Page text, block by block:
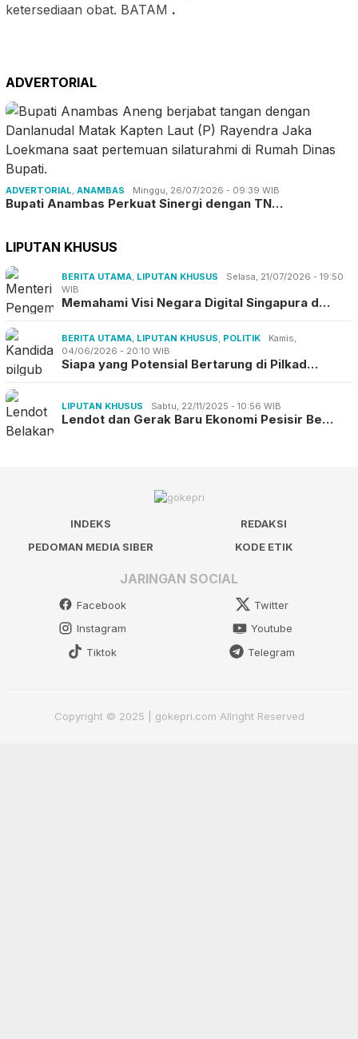
ketersediaan obat. BATAM .
ADVERTORIAL
ADVERTORIAL, ANAMBAS Minggu, 26/07/2026 - 09:39 WIB
Bupati Anambas Perkuat Sinergi dengan TN…
LIPUTAN KHUSUS
BERITA UTAMA, LIPUTAN KHUSUS
Selasa, 21/07/2026 - 19:50
WIB
Memahami Visi Negara Digital Singapura d…
BERITA UTAMA, LIPUTAN KHUSUS, POLITIK
Kamis,
04/06/2026 - 20:10 WIB
Siapa yang Potensial Bertarung di Pilkad…
LIPUTAN KHUSUS Sabtu, 22/11/2025 - 10:56 WIB
Lendot dan Gerak Baru Ekonomi Pesisir Be…
INDEKS
REDAKSI
PEDOMAN MEDIA SIBER
KODE ETIK
JARINGAN SOCIAL
Facebook
Twitter
Instagram
Youtube
Tiktok
Telegram
Copyright © 2025 | gokepri.com Allright Reserved